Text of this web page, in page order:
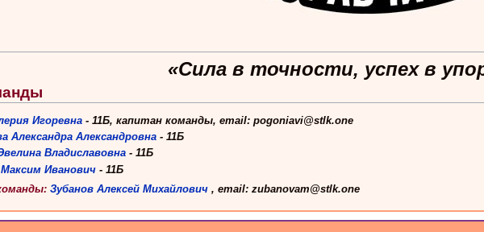
«Сила в точности, успех в
Игоревна- 11Б, капитан команды, email: pogoniavi@stlk.one
Александра Александровна- 11Б
Владиславовна- 11Б
Иванович- 11Б
Зубанов Алексей Михайлович , email: zubanovam@stlk.one